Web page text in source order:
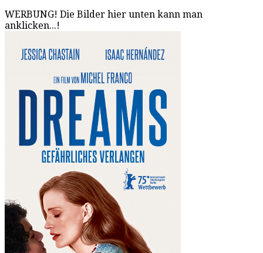
WERBUNG! Die Bilder hier unten kann man
anklicken...!